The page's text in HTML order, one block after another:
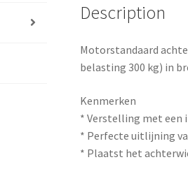
Description
Motorstandaard
belasting 300 kg) in
Kenmerken
* Verstelling met een
* Perfecte uitlijning
* Plaatst het